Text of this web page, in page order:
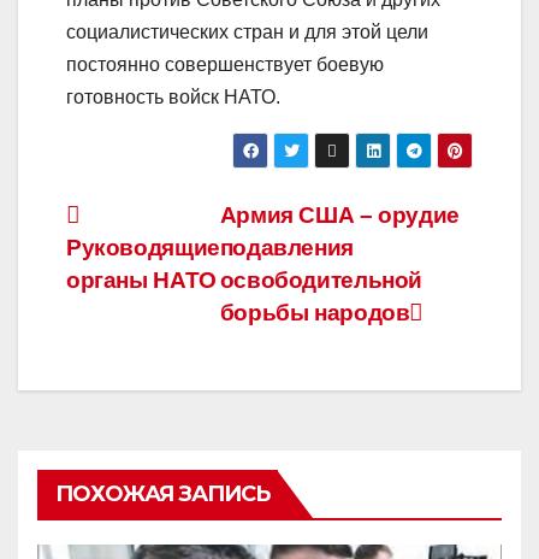
социалистических стран и для этой цели
постоянно совершенствует боевую
готовность войск НАТО.
Навигация
по
записям
Армия США – орудие
подавления
освободительной
борьбы народов
Руководящие
органы НАТО
ПОХОЖАЯ ЗАПИСЬ